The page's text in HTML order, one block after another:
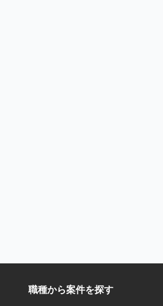
職種から案件を探す